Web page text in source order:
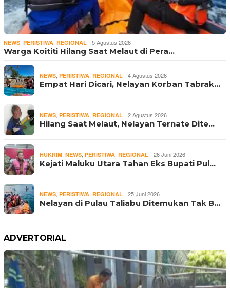
NEWS PERISTIWA REGIONAL 5 Agustus 2026
Warga Koititi Hilang Saat Melaut di Pera…
NEWS PERISTIWA REGIONAL 4 Agustus 2026
Empat Hari Dicari, Nelayan Korban Tabrak…
NEWS PERISTIWA REGIONAL 2 Agustus 2026
Hilang Saat Melaut, Nelayan Ternate Dite…
HUKRIM NEWS PERISTIWA REGIONAL 26 Juni 2026
Kejati Maluku Utara Tahan Eks Bupati Pul…
NEWS PERISTIWA REGIONAL 25 Juni 2026
Nelayan di Pulau Taliabu Ditemukan Tak B…
ADVERTORIAL